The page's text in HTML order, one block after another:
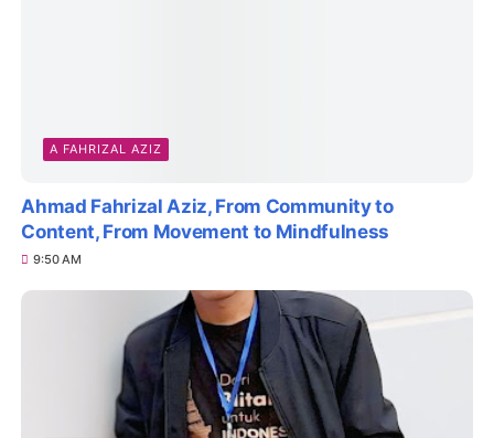
A FAHRIZAL AZIZ
Ahmad Fahrizal Aziz, From Community to
Content, From Movement to Mindfulness
9:50 AM